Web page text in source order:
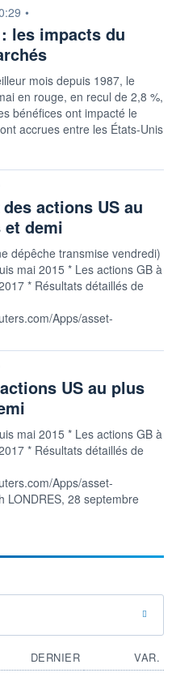
ISR (Investissement
•
les impacts du
mois depuis 1987, le
en rouge, en recul de 2,8 %,
bénéfices ont impacté le
accrues entre les États-Unis
des actions US au
et demi
dépêche transmise vendredi)
mai 2015 * Les actions GB à
* Résultats détaillés de
Apps/asset-
US au plus
mai 2015 * Les actions GB à
* Résultats détaillés de
Apps/asset-
LONDRES, 28 septembre
DERNIER VAR.